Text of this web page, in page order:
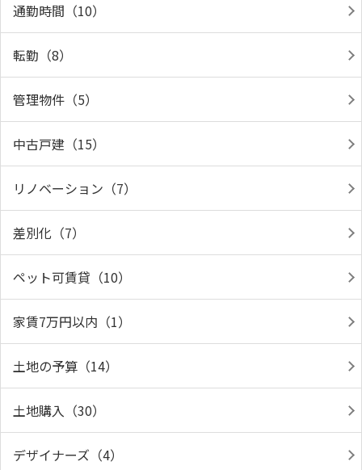
通勤時間（10）
転勤（8）
管理物件（5）
中古戸建（15）
リノベーション（7）
差別化（7）
ペット可賃貸（10）
家賃7万円以内（1）
土地の予算（14）
土地購入（30）
デザイナーズ（4）